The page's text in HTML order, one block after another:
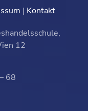
| Kontakt
12
68